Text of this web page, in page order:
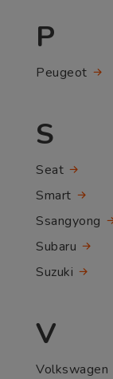
P
Peugeot
S
Seat
Smart
Ssangyong
Subaru
Suzuki
V
Volkswagen